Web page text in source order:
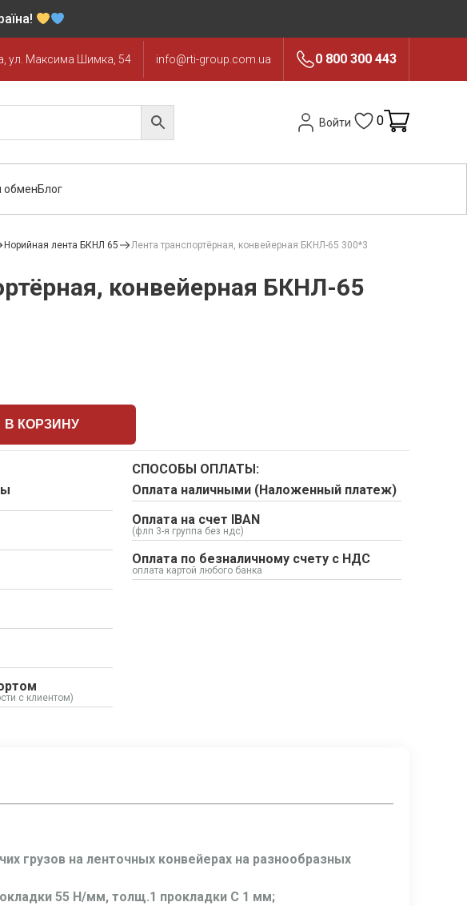
ул. Максима Шимка, 54 info@rti-group.com.ua 0 800 300 443
Войти 0
обменБлог
Норийная лента БКНЛ 65 Лента транспортёрная, конвейерная БКНЛ-65 300*3
конвейерная БКНЛ-65
В КОРЗИНУ
с клиентом)
СПОСОБЫ ОПЛАТЫ:
Оплата наличными (Наложенный платеж)
Оплата на счет IBAN
(флп 3-я группа без ндс)
Оплата по безналичному счету с НДС
оплата картой любого банка
грузов на ленточных конвейерах на разнообразных
55 Н/мм, толщ.1 прокладки C 1 мм;